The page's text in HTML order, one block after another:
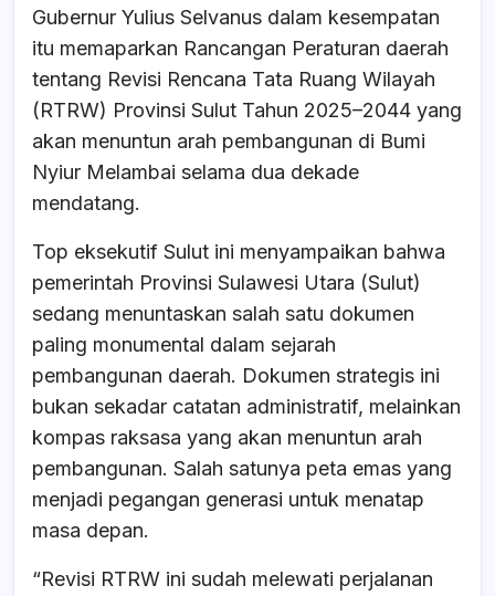
Gubernur Yulius Selvanus dalam kesempatan
itu memaparkan Rancangan Peraturan daerah
tentang Revisi Rencana Tata Ruang Wilayah
(RTRW) Provinsi Sulut Tahun 2025–2044 yang
akan menuntun arah pembangunan di Bumi
Nyiur Melambai selama dua dekade
mendatang.
Top eksekutif Sulut ini menyampaikan bahwa
pemerintah Provinsi Sulawesi Utara (Sulut)
sedang menuntaskan salah satu dokumen
paling monumental dalam sejarah
pembangunan daerah. Dokumen strategis ini
bukan sekadar catatan administratif, melainkan
kompas raksasa yang akan menuntun arah
pembangunan. Salah satunya peta emas yang
menjadi pegangan generasi untuk menatap
masa depan.
“Revisi RTRW ini sudah melewati perjalanan